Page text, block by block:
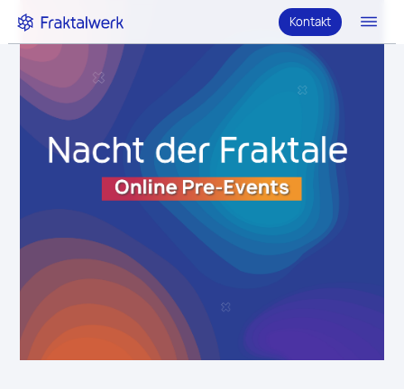
Kontakt